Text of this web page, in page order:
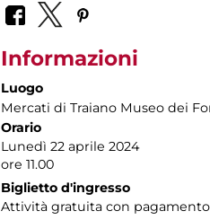
Informazioni
Luogo
Mercati di Traiano Museo dei
Orario
Lunedì 22 aprile 2024
ore 11.00
Biglietto d'ingresso
Attività gratuita con